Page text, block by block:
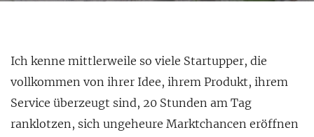
Ich kenne mittlerweile so viele Startupper, die
vollkommen von ihrer Idee, ihrem Produkt, ihrem
Service überzeugt sind, 20 Stunden am Tag
ranklotzen, sich ungeheure Marktchancen eröffnen